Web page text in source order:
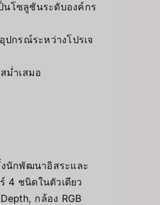
นโซลูชันระดับองค์กร
กรณ์ระหว่างโปรเจ
ม่ำเสมอ
งนักพัฒนาอิสระและ
4 ชนิดในตัวเดียว
กล้อง RGB